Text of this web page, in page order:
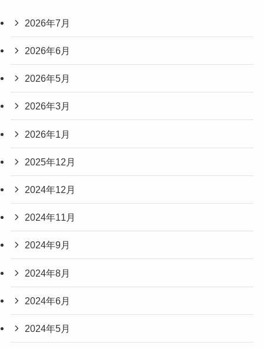
2026年7月
2026年6月
2026年5月
2026年3月
2026年1月
2025年12月
2024年12月
2024年11月
2024年9月
2024年8月
2024年6月
2024年5月